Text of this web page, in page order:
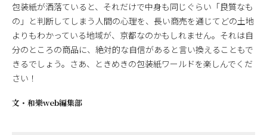
包装紙が洒落ていると、それだけで中身も同じぐらい「良質なも
の」と判断してしまう人間の心理を、長い商売を通じてどの土地
よりもわかっている地域が、京都なのかもしれません。それは自
分のところの商品に、絶対的な自信があると言い換えることもで
きるでしょう。さあ、ときめきの包装紙ワールドを楽しんでくだ
さい！
文・ 和樂web編集部